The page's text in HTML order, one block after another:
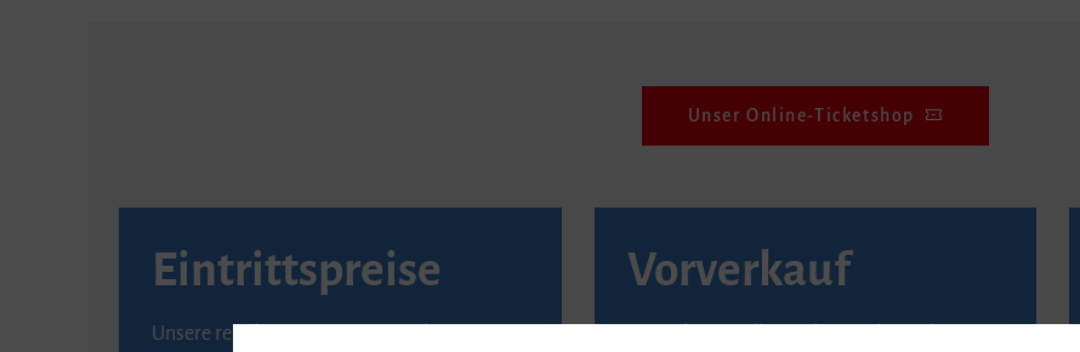
Unser Online-Ticketshop
Eintrittspreise
Unsere regulären Eintrittspreise betragen
Vorverkauf